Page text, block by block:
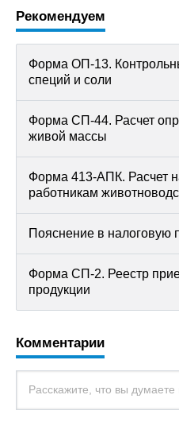
Рекомендуем
Форма ОП-13.
специй и соли
Форма СП-44. Расчет
живой массы
Форма 413-АПК. Расчет
работникам
Пояснение в налоговую
Форма СП-2. Реестр
продукции
Комментарии